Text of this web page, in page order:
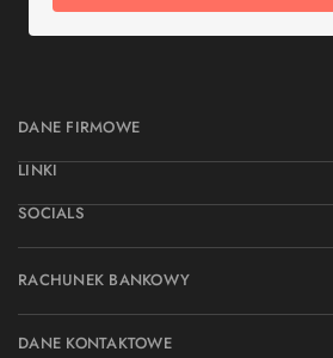
DANE FIRMOWE
LINKI
SOCIALS
RACHUNEK BANKOWY
DANE KONTAKTOWE